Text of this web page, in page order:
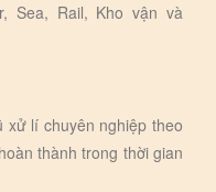
Sea, Rail, Kho vận và
xử lí chuyên nghiệp theo
thành trong thời gian